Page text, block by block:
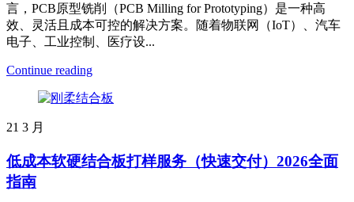
言，PCB原型铣削（PCB Milling for Prototyping）是一种高
效、灵活且成本可控的解决方案。随着物联网（IoT）、汽车
电子、工业控制、医疗设...
Continue reading
21 3 月
低成本软硬结合板打样服务（快速交付）2026全面
指南